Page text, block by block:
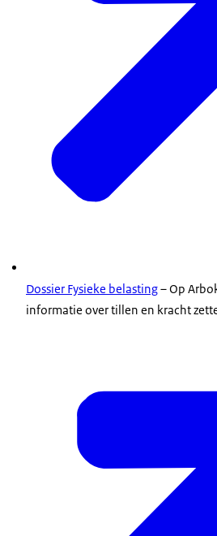
Dossier Fysieke belasting– Op
informatie over tillen en kracht